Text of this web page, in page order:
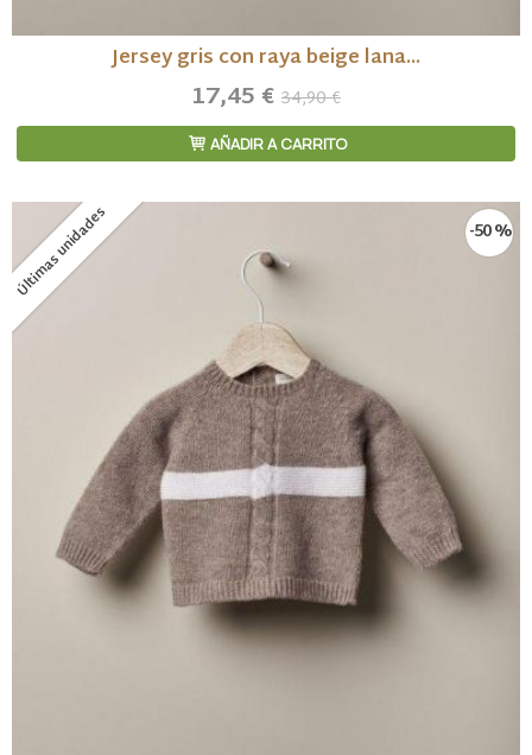
Jersey gris con raya beige lana...
17,45 € 34,90 €
AÑADIR A CARRITO
Últimas unidades -50 %